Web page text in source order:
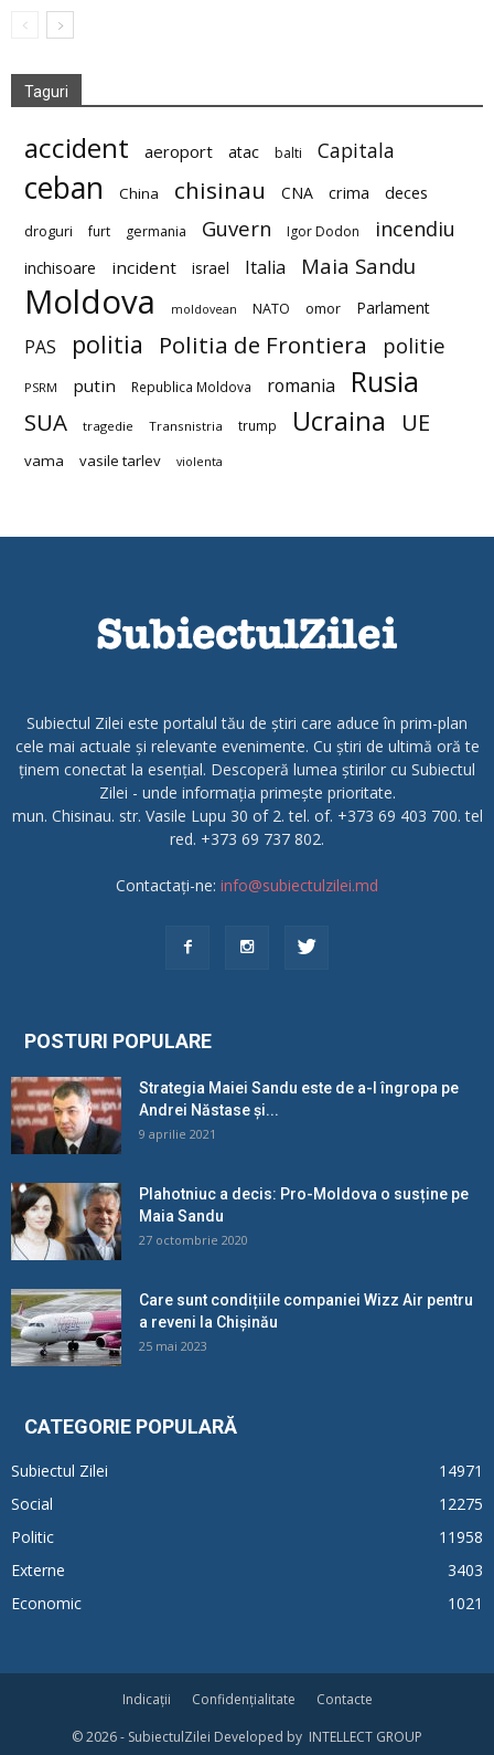
Taguri
accident aeroport atac balti Capitala
ceban China chisinau CNA crima deces
droguri furt germania Guvern Igor Dodon incendiu
inchisoare incident israel Italia Maia Sandu
Moldova moldovean NATO omor Parlament
PAS politia Politia de Frontiera politie
PSRM putin Republica Moldova romania Rusia
SUA tragedie Transnistria trump Ucraina UE
vama vasile tarlev violenta
Subiectul Zilei este portalul tău de știri care aduce în prim-plan
cele mai actuale și relevante evenimente. Cu știri de ultimă oră te
ținem conectat la esențial. Descoperă lumea știrilor cu Subiectul
Zilei - unde informația primește prioritate.
mun. Chisinau. str. Vasile Lupu 30 of 2. tel. of. +373 69 403 700. tel
red. +373 69 737 802.
Contactați-ne: info@subiectulzilei.md
POSTURI POPULARE
Strategia Maiei Sandu este de a-l îngropa pe
Andrei Năstase și...
9 aprilie 2021
Plahotniuc a decis: Pro-Moldova o susține pe
Maia Sandu
27 octombrie 2020
Care sunt condițiile companiei Wizz Air pentru
a reveni la Chișinău
25 mai 2023
CATEGORIE POPULARĂ
Subiectul Zilei
14971
Social
12275
Politic
11958
Externe
3403
Economic
1021
Indicații Confidențialitate
Contacte
© 2026 - SubiectulZilei Developed by INTELLECT GROUP